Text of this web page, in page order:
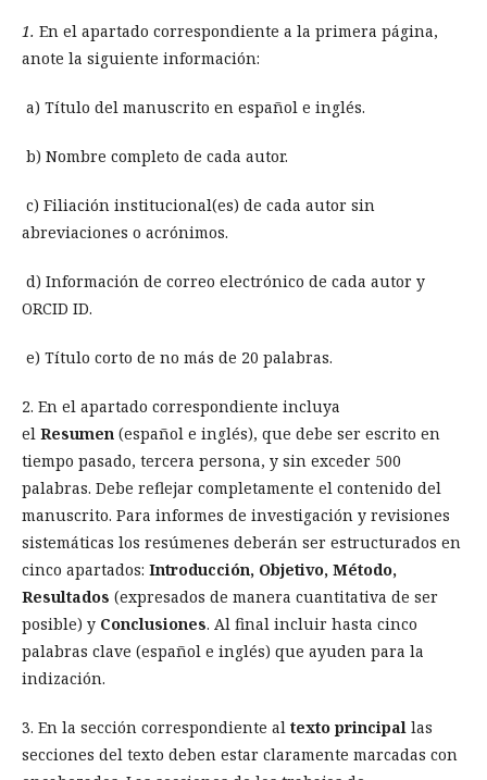
1. En el apartado correspondiente a la primera página,
anote la siguiente información:
a) Título del manuscrito en español e inglés.
b) Nombre completo de cada autor.
c) Filiación institucional(es) de cada autor sin
abreviaciones o acrónimos.
d) Información de correo electrónico de cada autor y
ORCID ID.
e) Título corto de no más de 20 palabras.
2. En el apartado correspondiente incluya
el Resumen (español e inglés), que debe ser escrito en
tiempo pasado, tercera persona, y sin exceder 500
palabras. Debe reflejar completamente el contenido del
manuscrito. Para informes de investigación y revisiones
sistemáticas los resúmenes deberán ser estructurados en
cinco apartados: Introducción, Objetivo, Método,
Resultados (expresados de manera cuantitativa de ser
posible) y Conclusiones. Al final incluir hasta cinco
palabras clave (español e inglés) que ayuden para la
indización.
3. En la sección correspondiente al texto principal las
secciones del texto deben estar claramente marcadas con